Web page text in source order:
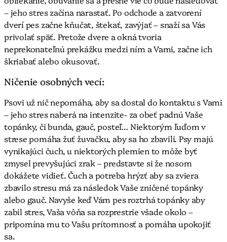
– jeho stres začína narastať. Po odchode a zatvorení
dverí pes začne kňučat, štekať, zavýjať – snaží sa Vás
privolať späť. Pretože dvere a okná tvoria
neprekonateľnú prekážku medzi ním a Vami, začne ich
škriabať alebo okusovať.
Ničenie osobných vecí:
Psovi už nič nepomáha, aby sa dostal do kontaktu s Vami
– jeho stres naberá na intenzite- za obeť padnú Vaše
topánky, či bunda, gauč, posteľ… Niektorým ľuďom v
strese pomáha žuť žuvačku, aby sa ho zbavili. Psy majú
vynikajúci čuch, u niektorých plemien to môže byť
zmysel prevyšujúci zrak – predstavte si že nosom
dokážete vidieť. Čuch a potreba hrýzť aby sa zviera
zbavilo stresu má za následok Vaše zničené topánky
alebo gauč. Navyše keď Vám pes roztrhá topánky aby
zabil stres, Vaša vôňa sa rozprestrie všade okolo –
pripomína mu to Vašu prítomnosť a pomáha upokojiť
sa.